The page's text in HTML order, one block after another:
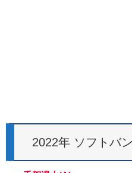
2022年 ソフトバ